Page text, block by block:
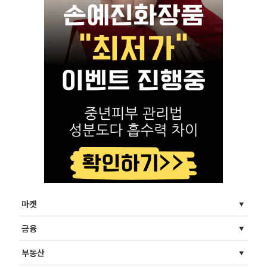
마켓
금융
부동산